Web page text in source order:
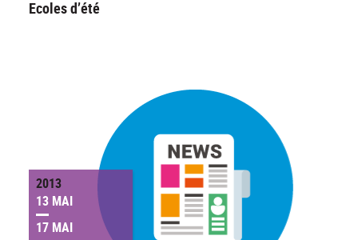
Ecoles d’été
2013
13 MAI
17 MAI